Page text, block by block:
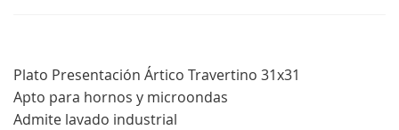
Plato Presentación Ártico Travertino 31x31
Apto para hornos y microondas
Admite lavado industrial